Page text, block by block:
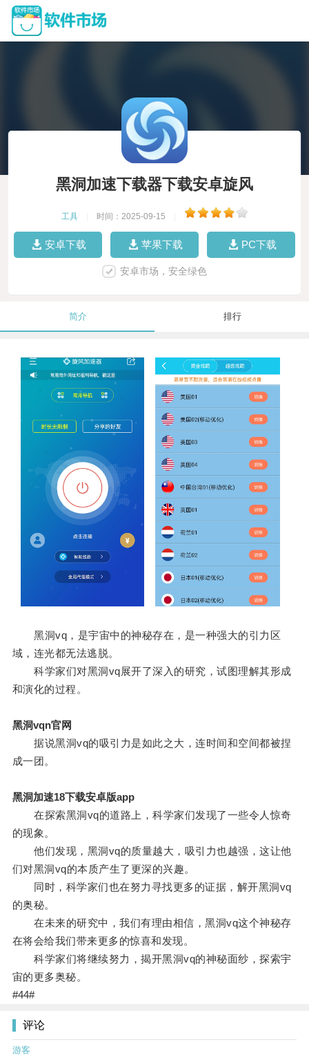
黑洞加速下载器下载安卓旋风
工具 时间：2025-09-15
安卓下载 苹果下载 PC下载
安卓市场，安全绿色
简介 排行
黑洞vq，是宇宙中的神秘存在，是一种强大的引力区
域，连光都无法逃脱。
科学家们对黑洞vq展开了深入的研究，试图理解其形成
和演化的过程。
黑洞vqn官网
据说黑洞vq的吸引力是如此之大，连时间和空间都被捏
成一团。
黑洞加速18下载安卓版app
在探索黑洞vq的道路上，科学家们发现了一些令人惊奇
的现象。
他们发现，黑洞vq的质量越大，吸引力也越强，这让他
们对黑洞vq的本质产生了更深的兴趣。
同时，科学家们也在努力寻找更多的证据，解开黑洞vq
的奥秘。
在未来的研究中，我们有理由相信，黑洞vq这个神秘存
在将会给我们带来更多的惊喜和发现。
科学家们将继续努力，揭开黑洞vq的神秘面纱，探索宇
宙的更多奥秘。
#44#
评论
游客